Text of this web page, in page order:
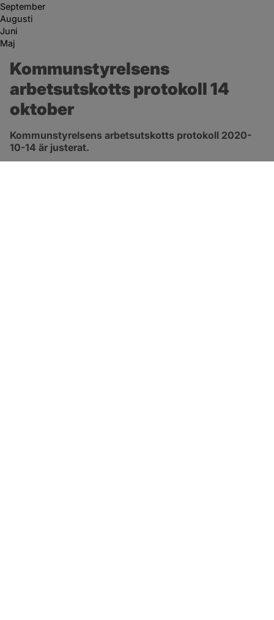
September
Augusti
Juni
Maj
Kommunstyrelsens
arbetsutskotts protokoll 14
oktober
Kommunstyrelsens arbetsutskotts protokoll 2020-
10-14 är justerat.